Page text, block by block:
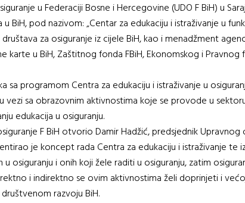
u Federaciji Bosne i Hercegovine (UDO F BiH) u
BiH, pod nazivom: „Centar za edukaciju i istraživanje u
za osiguranje iz cijele BiH, kao i menadžment
karte u BiH, Zaštitnog fonda FBiH, Ekonomskog i
sa programom Centra za edukaciju i istraživanje u
vezi sa obrazovnim aktivnostima koje se provode u
edukacija u osiguranju.
F BiH otvorio Damir Hadžić, predsjednik
je koncept rada Centra za edukaciju i istraživanje
osiguranju i onih koji žele raditi u osiguranju, zatim
i indirektno se ovim aktivnostima želi doprinjeti i
razvoju BiH.